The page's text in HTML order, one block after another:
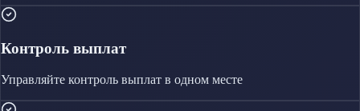
Контроль выплат
Управляйте контроль выплат в одном месте